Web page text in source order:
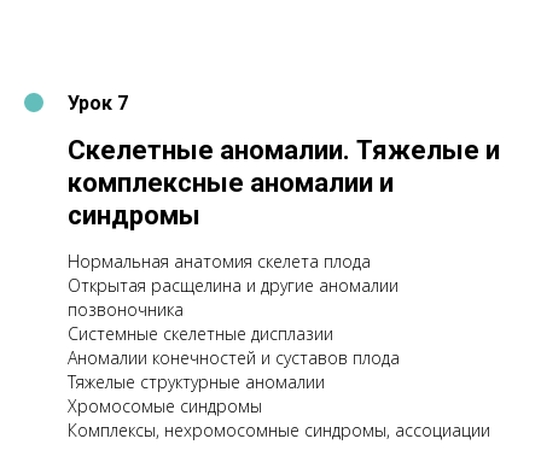
Урок 7
Скелетные аномалии. Тяжелые и
комплексные аномалии и
синдромы
Нормальная анатомия скелета плода
Открытая расщелина и другие аномалии
позвоночника
Системные скелетные дисплазии
Аномалии конечностей и суставов плода
Тяжелые структурные аномалии
Хромосомые синдромы
Комплексы, нехромосомные синдромы, ассоциации